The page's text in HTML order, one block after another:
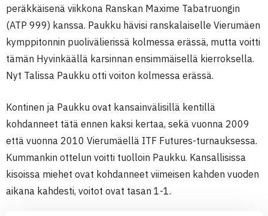
peräkkäisenä viikkona Ranskan Maxime Tabatruongin
(ATP 999) kanssa. Paukku hävisi ranskalaiselle Vierumäen
kymppitonnin puolivälierissä kolmessa erässä, mutta voitti
tämän Hyvinkäällä karsinnan ensimmäisellä kierroksella.
Nyt Talissa Paukku otti voiton kolmessa erässä.
Kontinen ja Paukku ovat kansainvälisillä kentillä
kohdanneet tätä ennen kaksi kertaa, sekä vuonna 2009
että vuonna 2010 Vierumäellä ITF Futures-turnauksessa.
Kummankin ottelun voitti tuolloin Paukku. Kansallisissa
kisoissa miehet ovat kohdanneet viimeisen kahden vuoden
aikana kahdesti, voitot ovat tasan 1-1.